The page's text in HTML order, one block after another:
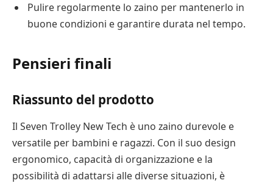
Pulire regolarmente lo zaino per mantenerlo in
buone condizioni e garantire durata nel tempo.
Pensieri finali
Riassunto del prodotto
Il Seven Trolley New Tech è uno zaino durevole e
versatile per bambini e ragazzi. Con il suo design
ergonomico, capacità di organizzazione e la
possibilità di adattarsi alle diverse situazioni, è